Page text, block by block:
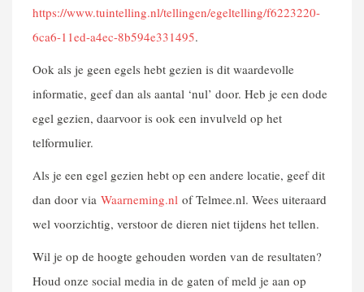
https://www.tuintelling.nl/tellingen/egeltelling/f6223220-
6ca6-11ed-a4ec-8b594e331495.
Ook als je geen egels hebt gezien is dit waardevolle
informatie, geef dan als aantal ‘nul’ door. Heb je een dode
egel gezien, daarvoor is ook een invulveld op het
telformulier.
Als je een egel gezien hebt op een andere locatie, geef dit
dan door via Waarneming.nl of Telmee.nl. Wees uiteraard
wel voorzichtig, verstoor de dieren niet tijdens het tellen.
Wil je op de hoogte gehouden worden van de resultaten?
Houd onze social media in de gaten of meld je aan op